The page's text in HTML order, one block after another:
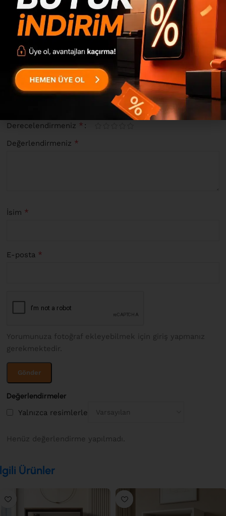
0
0
0
0
Değerlendirmeler
Yalnızca resimlerle
Henüz değerlendirme yapılmadı.
“Luvio Kitaplık Kapaklı 160cm Keçe-Beton LV21-KR” için
yorum yapan ilk kişi siz olun
E-posta adresiniz yayınlanmayacak. Gerekli alanlar
Derecelendirmeniz *
Değerlendirmeniz *
İsim *
E-posta *
Yorumunuza fotoğraf ekleyebilmek için giriş yapmanız
gerekmektedir.
Ürünler